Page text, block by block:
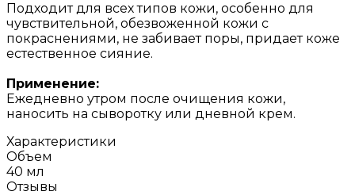
Подходит для всех типов кожи, особенно для
чувствительной, обезвоженной кожи с
покраснениями, не забивает поры, придает коже
естественное сияние.
Применение:
Ежедневно утром после очищения кожи,
наносить на сыворотку или дневной крем.
Характеристики
Объем
40 мл
Отзывы